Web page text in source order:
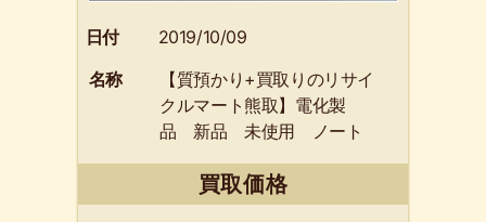
日付
2019/10/09
名称
【質預かり+買取りのリサイ
クルマート熊取】電化製
品 新品 未使用 ノート
ＢｏｏｋＰｒｏ ＭＵＨＰ2
Ｊ/Ａ Ａ2159 泉佐野市
買取価格